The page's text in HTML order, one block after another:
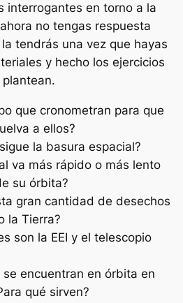
interrogantes en torno a la
no tengas respuesta
tendrás una vez que hayas
y hecho los ejercicios
que cronometran para que
a ellos?
la basura espacial?
va más rápido o más lento
su órbita?
gran cantidad de desechos
la Tierra?
son la EEI y el telescopio
encuentran en órbita en
qué sirven?